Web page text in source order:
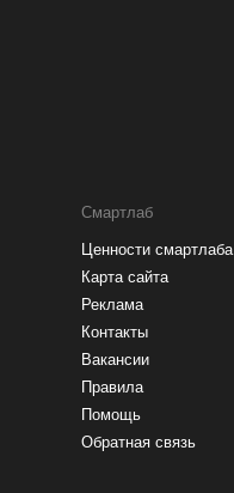
Смартлаб
Ценности смартлаба
Карта сайта
Реклама
Контакты
Вакансии
Правила
Помощь
Обратная связь